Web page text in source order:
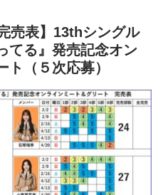
売表】13thシングル
てる』発売記念オン
ト（５次応募）